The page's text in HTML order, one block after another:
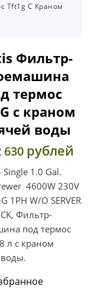
Tft1g С Краном
Фильтр-
термос
с краном
воды
630 рублей
Single 1.0 Gal.
4600W 230V
1PH W/O SERVER
Фильтр-
под термос
л с краном
воды.